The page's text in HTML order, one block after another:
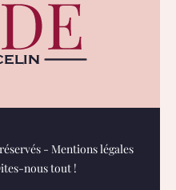
- Mentions légales
nous tout !